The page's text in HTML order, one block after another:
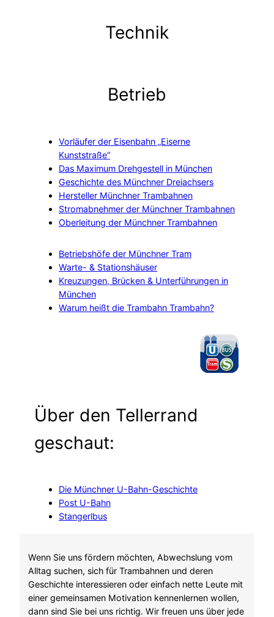
Technik
Betrieb
Vorläufer der Eisenbahn „Eiserne
Kunststraße“
Das Maximum Drehgestell in München
Geschichte des Münchner Dreiachsers
Hersteller Münchner Trambahnen
Stromabnehmer der Münchner Trambahnen
Oberleitung der Münchner Trambahnen
Betriebshöfe der Münchner Tram
Warte- & Stationshäuser
Kreuzungen, Brücken & Unterführungen in
München
Warum heißt die Trambahn Trambahn?
Über den Tellerrand
geschaut:
Die Münchner U-Bahn-Geschichte
Post U-Bahn
Stangerlbus
Wenn Sie uns fördern möchten, Abwechslung vom
Alltag suchen, sich für Trambahnen und deren
Geschichte interessieren oder einfach nette Leute mit
einer gemeinsamen Motivation kennenlernen wollen,
dann sind Sie bei uns richtig. Wir freuen uns über jede